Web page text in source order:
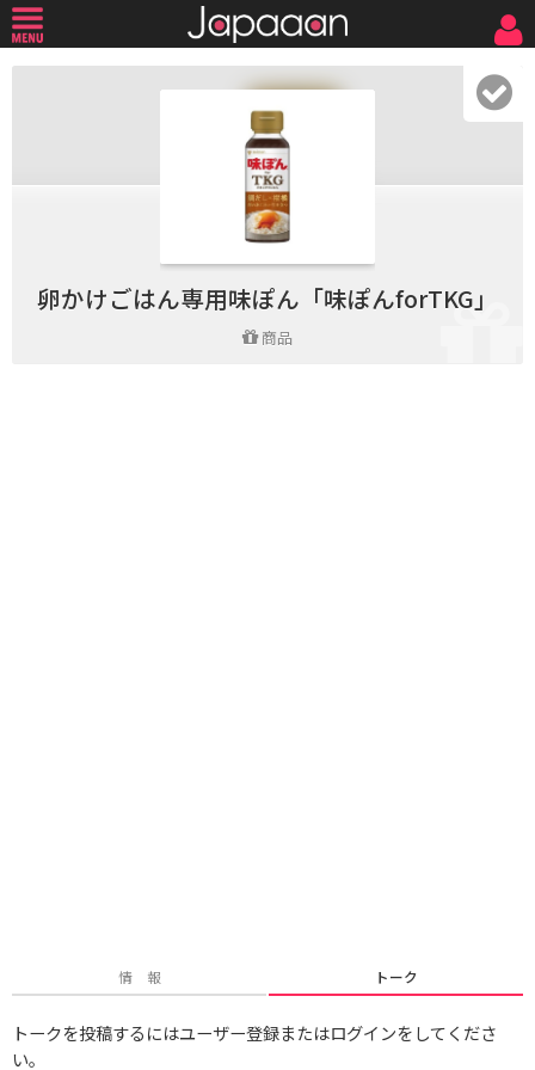
卵かけごはん専用味ぽん「味ぽんforTKG」
商品
情 報 トーク
トークを投稿するにはユーザー登録またはログインをしてくださ
い。